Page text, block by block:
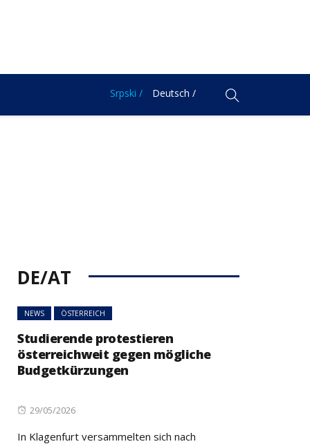
Srpski / Deutsch /
DE/AT
NEWS ÖSTERREICH
Studierende protestieren
österreichweit gegen mögliche
Budgetkürzungen
Posted
29/05/2026
In Klagenfurt versammelten sich nach